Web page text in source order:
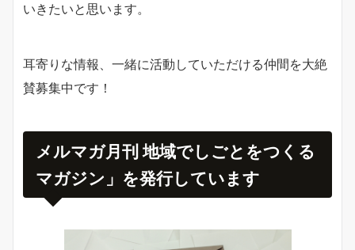
いきたいと思います。
耳寄りな情報、一緒に活動していただける仲間を大絶
賛募集中です！
メルマガ月刊 地域でしごとをつくる
マガジン」を発行しています